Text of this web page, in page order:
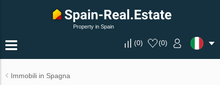
Property in Spain
(0) (0)
Immobili in Spagna